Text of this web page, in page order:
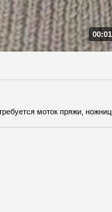
моток пряжи,